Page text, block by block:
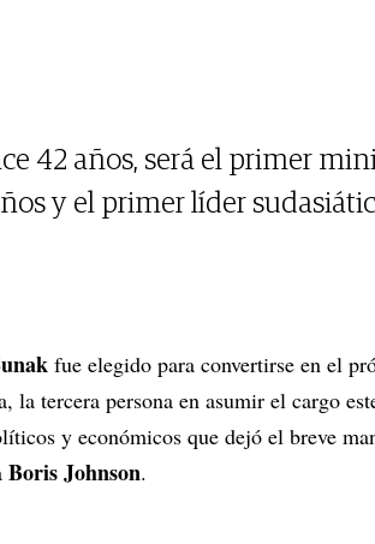
42 años, será el primer
y el primer líder
fue elegido para convertirse en el
la tercera persona en asumir el cargo
y económicos que dejó el breve
Boris Johnson.